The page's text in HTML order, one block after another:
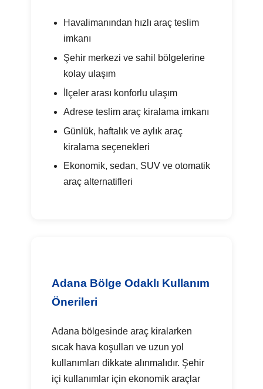
Havalimanından hızlı araç teslim
imkanı
Şehir merkezi ve sahil bölgelerine
kolay ulaşım
İlçeler arası konforlu ulaşım
Adrese teslim araç kiralama imkanı
Günlük, haftalık ve aylık araç
kiralama seçenekleri
Ekonomik, sedan, SUV ve otomatik
araç alternatifleri
Adana Bölge Odaklı Kullanım
Önerileri
Adana bölgesinde araç kiralarken
sıcak hava koşulları ve uzun yol
kullanımları dikkate alınmalıdır. Şehir
içi kullanımlar için ekonomik araçlar